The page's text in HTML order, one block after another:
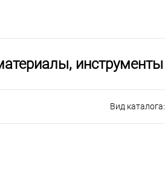
инструменты
Вид каталога: